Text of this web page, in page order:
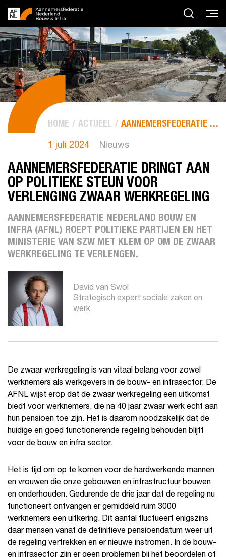
HOME ACTUEEL AANNEMERSFEDERATIE DRINGT AAN OP POLITIEKE STEUN VOOR...
1 juli 2024 Nieuws
AANNEMERSFEDERATIE DRINGT AAN
OP POLITIEKE STEUN VOOR
VERLENGING ZWAAR WERKREGELING
AANNEMERSFEDERATIE NEDERLAND BOUW EN
INFRA (AFNL) ROEPT POLITIEKE PARTIJEN EN HET
MINISTERIE VAN SZW MET KLEM OP OM DE ZWAAR
WERKREGELING TE VERLENGEN.
David van Swol
Strategisch expert sociale zaken en
werk
De zwaar werkregeling is van vitaal belang voor zowel
werknemers als werkgevers in de bouw- en infrasector. De
AFNL wijst erop dat de zwaar werkregeling een uitkomst
biedt voor werknemers, die na 40 jaar zwaar werk echt aan
hun pensioen toe zijn. Het is daarom noodzakelijk dat de
huidige en goed functionerende regeling behouden blijft
voor de bouw en infra sector.
Het is tijd om op te komen voor de hardwerkende mannen
en vrouwen die onze gebouwen en infrastructuur bouwen
en onderhouden. Gedurende de drie jaar dat de regeling nu
functioneert ontvangen er gemiddeld ruim 3000
werknemers een uitkering. Dit aantal fluctueert enigszins
daar mensen vanaf de definitieve pensioendatum weer uit
de regeling vertrekken en er nieuwe instromen. In de bouw-
en infrasector zijn er geen problemen bij het beoordelen of